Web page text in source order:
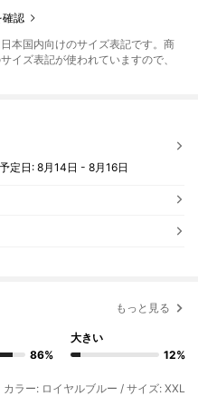
確認
本国内向けのサイズ表記です。商
イズ表記が使われていますので、
定日: 8月14日 - 8月16日
もっと見る
86%
大きい
12%
カラー: ロイヤルブルー / サイズ: XXL